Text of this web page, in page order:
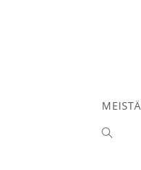
MEISTÄ
TOGGLE